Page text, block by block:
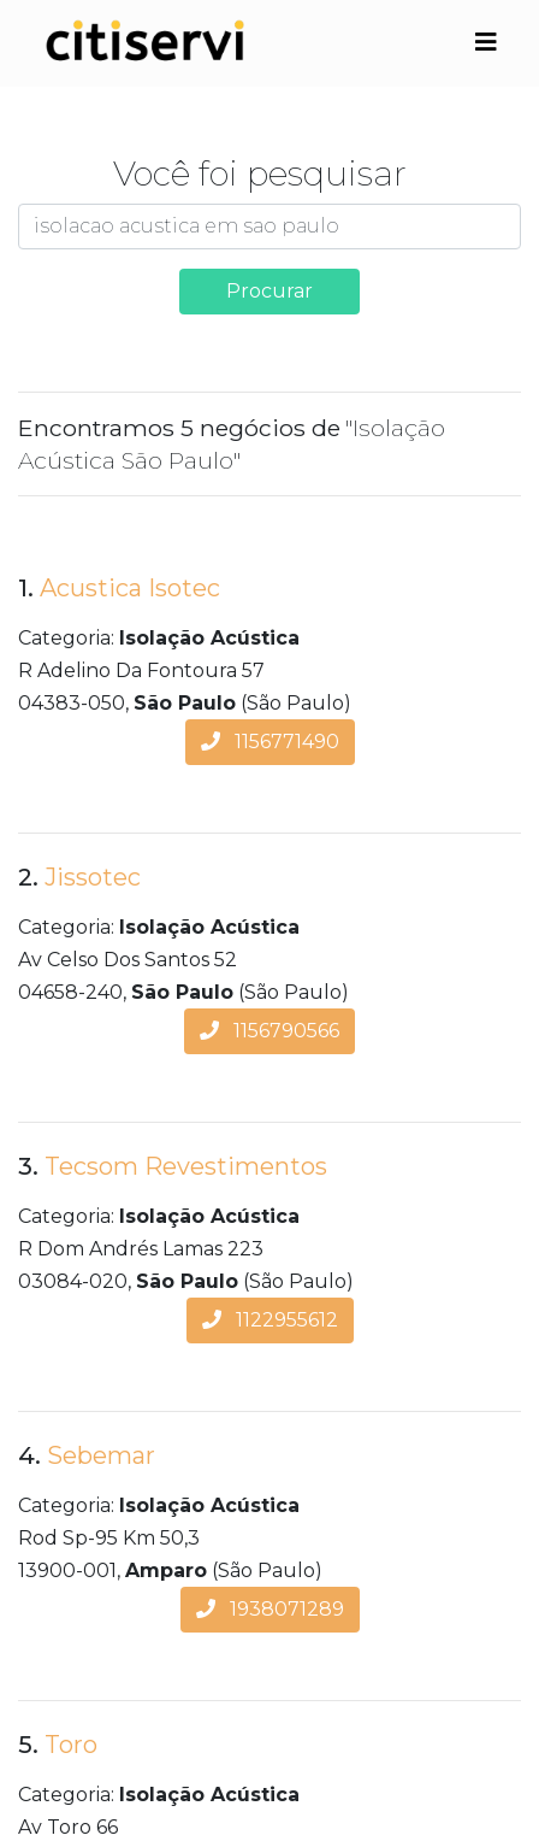
Você foi pesquisar
Procurar
Encontramos 5 negócios de "Isolação
Acústica São Paulo"
1. Acustica Isotec
Categoria: Isolação Acústica
R Adelino Da Fontoura 57
04383-050, São Paulo (São Paulo)
1156771490
2. Jissotec
Categoria: Isolação Acústica
Av Celso Dos Santos 52
04658-240, São Paulo (São Paulo)
1156790566
3. Tecsom Revestimentos
Categoria: Isolação Acústica
R Dom Andrés Lamas 223
03084-020, São Paulo (São Paulo)
1122955612
4. Sebemar
Categoria: Isolação Acústica
Rod Sp-95 Km 50,3
13900-001, Amparo (São Paulo)
1938071289
5. Toro
Categoria: Isolação Acústica
Av Toro 66